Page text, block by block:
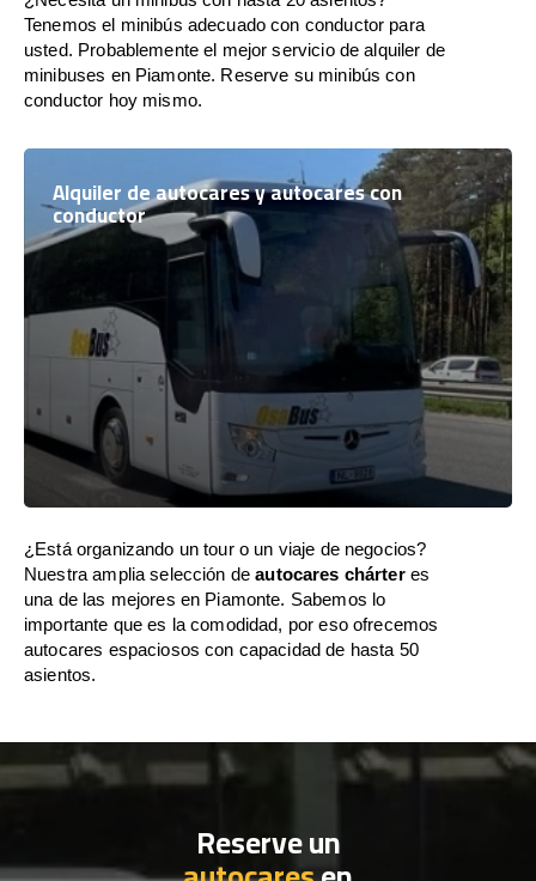
Tenemos el minibús adecuado con conductor para
usted. Probablemente el mejor servicio de alquiler de
minibuses en Piamonte. Reserve su minibús con
conductor hoy mismo.
Alquiler de autocares y autocares con
conductor
¿Está organizando un tour o un viaje de negocios?
Nuestra amplia selección deautocares chárteres
una de las mejores en Piamonte. Sabemos lo
importante que es la comodidad, por eso ofrecemos
autocares espaciosos con capacidad de hasta 50
asientos.
Reserve un